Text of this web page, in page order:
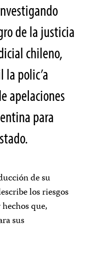
de la justicia
chileno,
polic’a
apelaciones
para
de su
los riesgos
que,
sus